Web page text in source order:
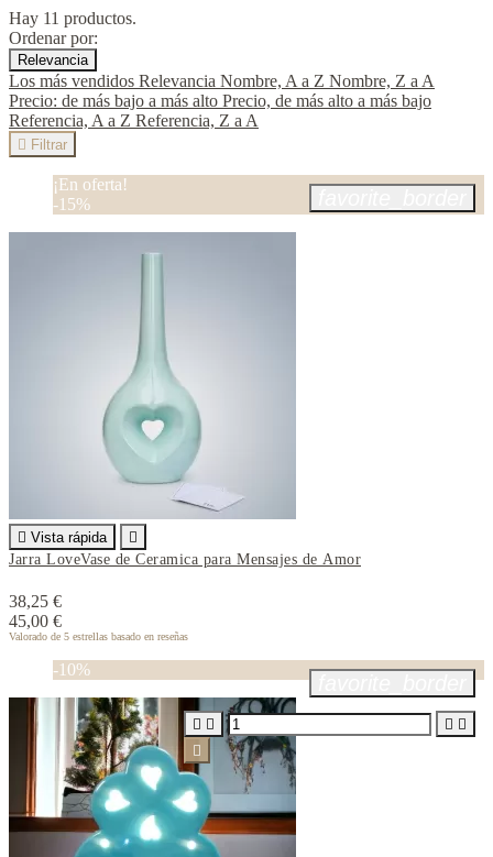
Hay 11 productos.
Ordenar por:
Relevancia
Los más vendidos Relevancia Nombre, A a Z Nombre, Z a A
Precio: de más bajo a más alto Precio, de más alto a más bajo
Referencia, A a Z Referencia, Z a A
 Filtrar
¡En oferta!
-15%
 Vista rápida

Jarra LoveVase de Ceramica para Mensajes de Amor
38,25 €
45,00 €
Valorado de 5 estrellas basado en reseñas
-10%
   
